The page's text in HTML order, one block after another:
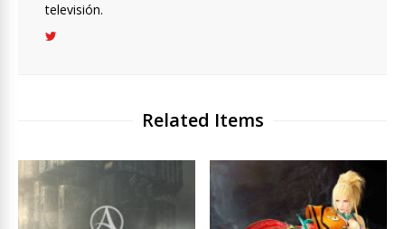
televisión.
Related Items